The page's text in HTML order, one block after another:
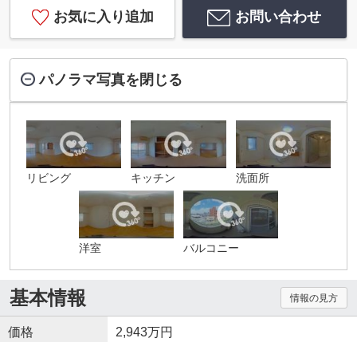
お気に入り追加 お問い合わせ
パノラマ写真を閉じる
リビング キッチン 洗面所
洋室 バルコニー
基本情報 情報の見方
価格 2,943万円